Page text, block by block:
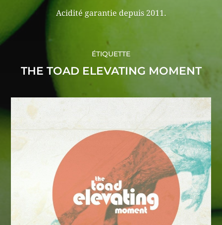
Acidité garantie depuis 2011.
ÉTIQUETTE
THE TOAD ELEVATING MOMENT